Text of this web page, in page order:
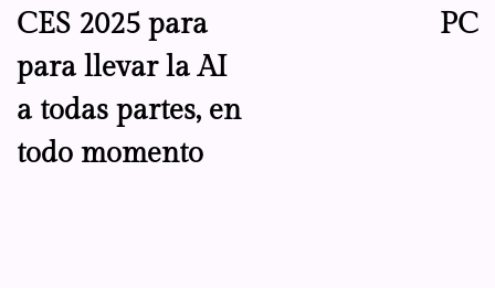
CES 2025 para
para llevar la AI
a todas partes, en
todo momento
PC